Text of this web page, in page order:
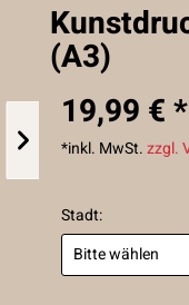
(A3)
19,99 € *
*inkl. MwSt.zzgl.
Stadt: